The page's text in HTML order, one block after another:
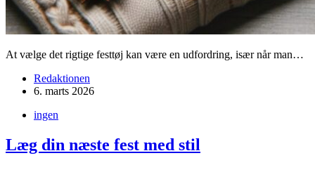
At vælge det rigtige festtøj kan være en udfordring, især når man…
Redaktionen
6. marts 2026
ingen
Læg din næste fest med stil